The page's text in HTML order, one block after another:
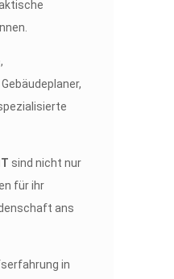
sind nicht nur
für ihr
ans
in